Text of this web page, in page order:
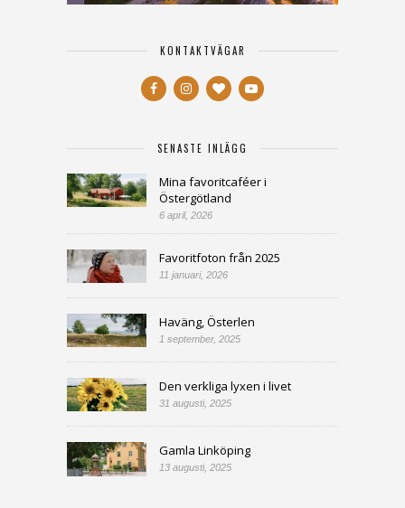
KONTAKTVÄGAR
SENASTE INLÄGG
Mina favoritcaféer i
Östergötland
6 april, 2026
Favoritfoton från 2025
11 januari, 2026
Haväng, Österlen
1 september, 2025
Den verkliga lyxen i livet
31 augusti, 2025
Gamla Linköping
13 augusti, 2025